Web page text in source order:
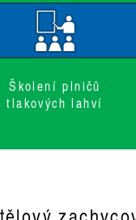
Školení plničů
tlakových lahví